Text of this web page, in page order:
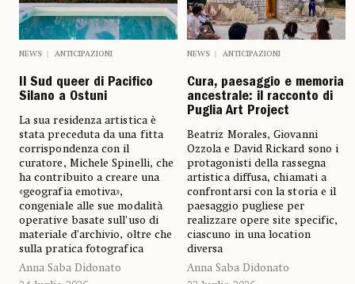
NEWS ANTICIPAZIONI
Il Sud queer di Pacifico
Silano a Ostuni
La sua residenza artistica è
stata preceduta da una fitta
corrispondenza con il
curatore, Michele Spinelli, che
ha contribuito a creare una
«geografia emotiva»,
congeniale alle sue modalità
operative basate sull’uso di
materiale d’archivio, oltre che
sulla pratica fotografica
Anna Saba Didonato
NEWS ANTICIPAZIONI
Cura, paesaggio e memoria
ancestrale: il racconto di
Puglia Art Project
Beatriz Morales, Giovanni
Ozzola e David Rickard sono i
protagonisti della rassegna
artistica diffusa, chiamati a
confrontarsi con la storia e il
paesaggio pugliese per
realizzare opere site specific,
ciascuno in una location
diversa
Anna Saba Didonato